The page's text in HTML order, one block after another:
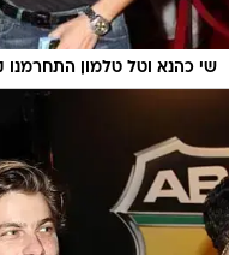
שי כהנא וטל טלמון התחרמנו